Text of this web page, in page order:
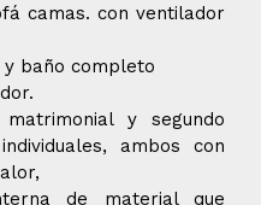
camas. con ventilador
y baño completo
y segundo
ambos con
de material que